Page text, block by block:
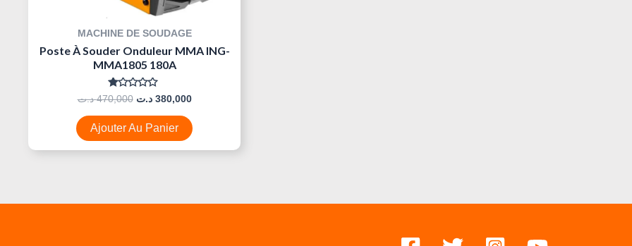
MACHINE DE SOUDAGE
Poste À Souder Onduleur MMA ING-
MMA1805 180A
Note
0
Sur
5
470,000 د.ت 380,000 د.ت
Ajouter Au Panier